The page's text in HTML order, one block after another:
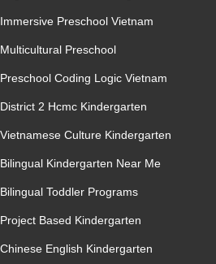
Immersive Preschool Vietnam
Multicultural Preschool
Preschool Coding Logic Vietnam
District 2 Hcmc Kindergarten
Vietnamese Culture Kindergarten
Bilingual Kindergarten Near Me
Bilingual Toddler Programs
Project Based Kindergarten
Chinese English Kindergarten